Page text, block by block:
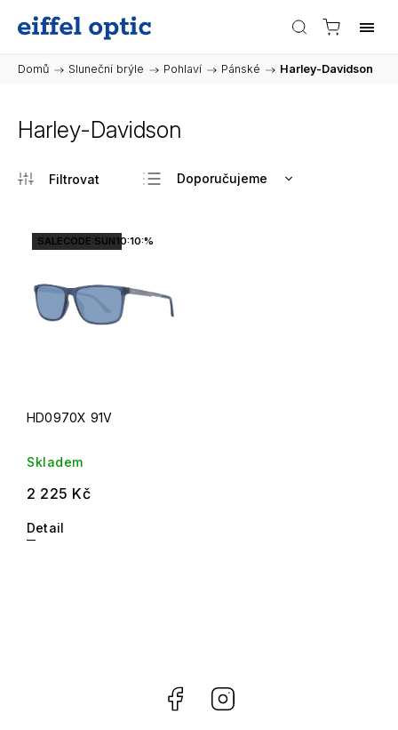
Domů / Sluneční brýle / Pohlaví / Pánské / Harley-Davidson
Harley-Davidson
Doporučujeme
SALECODE:SUN10:10:%
HD0970X 91V
Skladem
2 225 Kč
Detail
Facebook